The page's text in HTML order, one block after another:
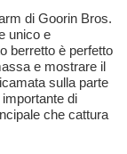
di Goorin Bros.
unico e
berretto è perfetto
e mostrare il
sulla parte
di
che cattura